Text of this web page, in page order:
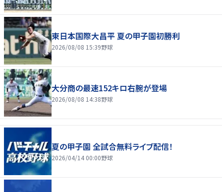
東日本国際大昌平 夏の甲子園初勝利
2026/08/08 15:39野球
大分商の最速152キロ右腕が登場
2026/08/08 14:38野球
夏の甲子園 全試合無料ライブ配信！
2026/04/14 00:00野球